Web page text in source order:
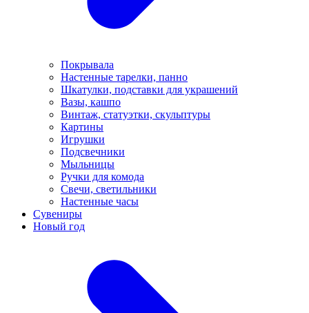
Покрывала
Настенные тарелки, панно
Шкатулки, подставки для украшений
Вазы, кашпо
Винтаж, статуэтки, скульптуры
Картины
Игрушки
Подсвечники
Мыльницы
Ручки для комода
Свечи, светильники
Настенные часы
Сувениры
Новый год